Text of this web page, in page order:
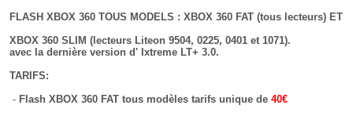
FLASH XBOX 360 TOUS MODELS : XBOX 360 FAT (tous lecteurs) ET
XBOX 360 SLIM (lecteurs Liteon 9504, 0225, 0401 et 1071).
avec la dernière version d' Ixtreme LT+ 3.0.
TARIFS:
- Flash XBOX 360 FAT tous modèles tarifs unique de 40€